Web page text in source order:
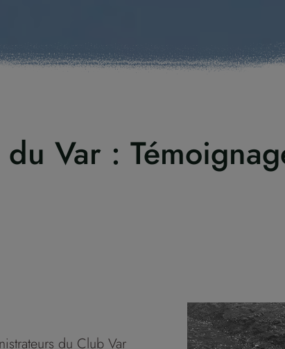
Var :
du Club Var